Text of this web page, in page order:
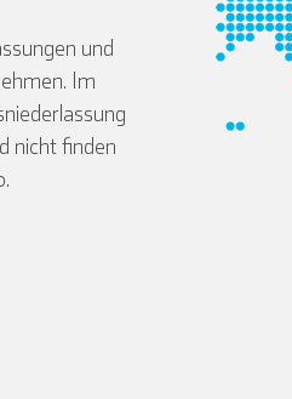
und
Im
nicht finden